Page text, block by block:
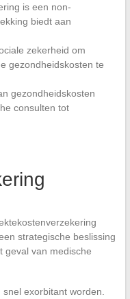
is een non-
biedt aan
zekerheid om
gezondheidskosten te
gezondheidskosten
consulten tot
strategische beslissing
geval van medische
exorbitant worden.